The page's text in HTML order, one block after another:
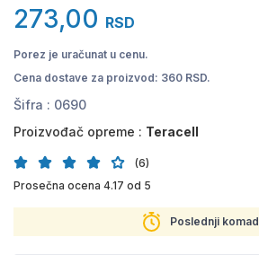
273,00 RSD
Porez je uračunat u cenu.
Cena dostave za proizvod: 360 RSD.
Šifra : 0690
Proizvođač opreme : Teracell
(6)
Prosečna ocena 4.17 od 5
Poslednji komad